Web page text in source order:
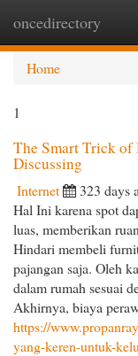
oncedirectory
Home
1
The Smart Trick
Discussing
Internet 323 days
Hal Ini karena spot
luas, memberikan
Hindari membeli
pajangan saja. Oleh
dalam rumah sesuai
Akhirnya, biaya
https://
yang-keren-untuk-